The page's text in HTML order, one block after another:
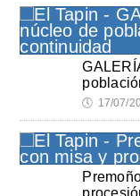
🕔 17/07/